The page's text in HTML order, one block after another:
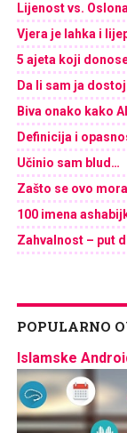
Lijenost vs.
Vjera je lahka i
5 ajeta koji
Da li sam ja
Biva onako kako
Definicija i
Učinio sam blud…
Zašto se ovo
100 imena
Zahvalnost – put
POPULARNO
Islamske